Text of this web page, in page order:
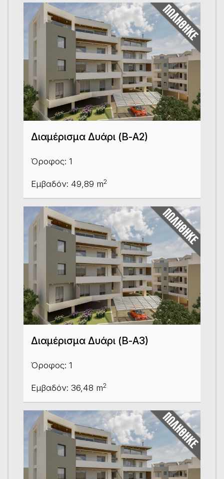
Διαμέρισμα Δυάρι (Β-Α2)
Όροφος: 1
Εμβαδόν: 49,89 m2
Διαμέρισμα Δυάρι (Β-Α3)
Όροφος: 1
Εμβαδόν: 36,48 m2